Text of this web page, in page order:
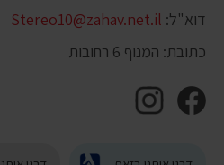
דוא"ל: Stereo10@zahav.net.il
כתובת: המנוף 6 רחובות